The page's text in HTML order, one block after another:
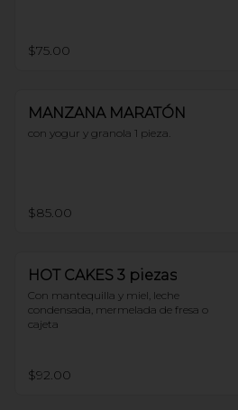
$75.00
MANZANA MARATÓN
con yogur y granola 1 pieza.
$85.00
HOT CAKES 3 piezas
Con mantequilla y miel, leche
condensada, mermelada de fresa o
cajeta
$92.00